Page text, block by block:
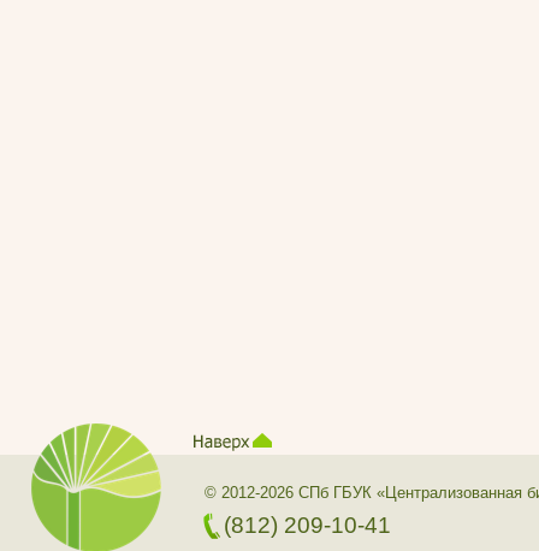
© 2012-2026 СПб ГБУК «Централизованная
(812) 209-10-41